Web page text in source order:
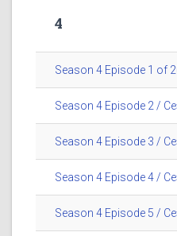
4
Season 4 Episode 1 of
Season 4 Episode 2 /
Season 4 Episode 3 /
Season 4 Episode 4 /
Season 4 Episode 5 /